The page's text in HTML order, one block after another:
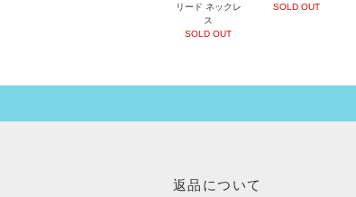
リード ネックレ
ス
SOLD OUT
SOLD OUT
返品について